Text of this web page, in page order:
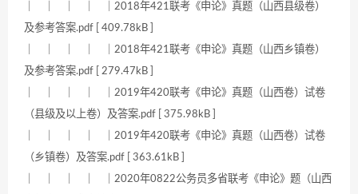
｜ ｜ ｜ ｜ ｜2018年421联考《申论》真题（山西县级卷）
及参考答案.pdf [ 409.78kB ]
｜ ｜ ｜ ｜ ｜2018年421联考《申论》真题（山西乡镇卷）
及参考答案.pdf [ 279.47kB ]
｜ ｜ ｜ ｜ ｜2019年420联考《申论》真题（山西卷）试卷
（县级及以上卷）及答案.pdf [ 375.98kB ]
｜ ｜ ｜ ｜ ｜2019年420联考《申论》真题（山西卷）试卷
（乡镇卷）及答案.pdf [ 363.61kB ]
｜ ｜ ｜ ｜ ｜2020年0822公务员多省联考《申论》题（山西